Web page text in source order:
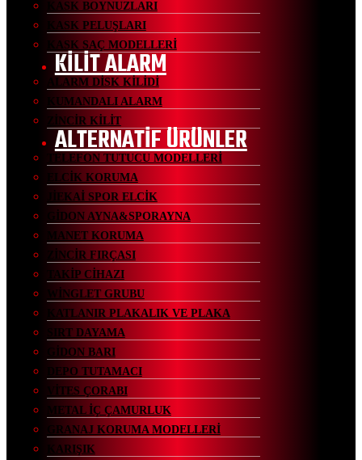
KASK BOYNUZLARI
KASK PELUŞLARI
KASK SAÇ MODELLERİ
KİLİT ALARM
ALARM DİSK KİLİDİ
KUMANDALI ALARM
ZİNCİR KİLİT
ALTERNATİF ÜRÜNLER
TELEFON TUTUCU MODELLERİ
ELCİK KORUMA
JİEKAİ SPOR ELCİK
GİDON AYNA&SPORAYNA
MANET KORUMA
ZİNCİR FIRÇASI
TAKİP CİHAZI
WİNGLET GRUBU
KATLANIR PLAKALIK VE PLAKA
SIRT DAYAMA
GİDON BARI
DEPO TUTAMACI
VİTES ÇORABI
METAL İÇ ÇAMURLUK
GRANAJ KORUMA MODELLERİ
KARIŞIK